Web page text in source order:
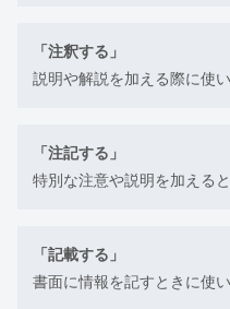
「注釈する」
説明や解説を加える際に使い
「注記する」
特別な注意や説明を加える
「記載する」
書面に情報を記すときに使い